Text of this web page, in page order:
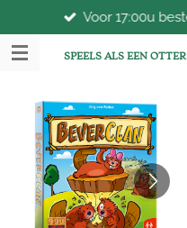
direct
naar
SPEELS ALS EEN OTTER
Voor 17:00u